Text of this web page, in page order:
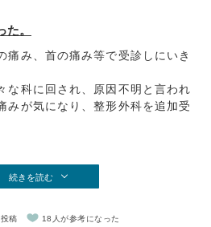
。
痛み、首の痛み等で受診しにいき
な科に回され、原因不明と言われ
みが気になり、整形外科を追加受
続きを読む
稿 18人が参考になった